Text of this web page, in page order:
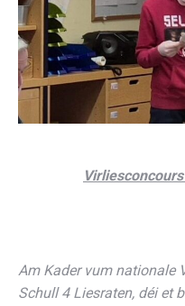
Am Kader vum nationale
Schull 4 Liesraten, déi et